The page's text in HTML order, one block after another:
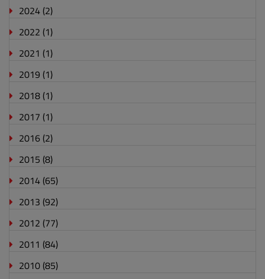
2024 (2)
2022 (1)
2021 (1)
2019 (1)
2018 (1)
2017 (1)
2016 (2)
2015 (8)
2014 (65)
2013 (92)
2012 (77)
2011 (84)
2010 (85)